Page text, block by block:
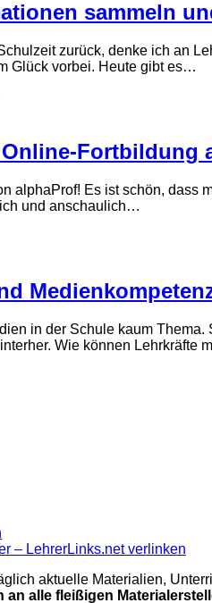
sammeln
zurück, denke ich an
Glück vorbei. Heute gibt es…
Fortbildung
alphaProf! Es ist schön,
und anschaulich…
in der Schule kaum
Wie können Lehrkräfte
– LehrerLinks.net verlinken
aktuelle Materialien,
an alle fleißigen